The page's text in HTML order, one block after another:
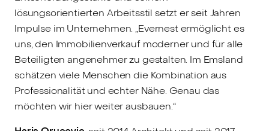
lösungsorientierten Arbeitsstil setzt er seit Jahren
Impulse im Unternehmen. „Evernest ermöglicht es
uns, den Immobilienverkauf moderner und für alle
Beteiligten angenehmer zu gestalten. Im Emsland
schätzen viele Menschen die Kombination aus
Professionalität und echter Nähe. Genau das
möchten wir hier weiter ausbauen.“